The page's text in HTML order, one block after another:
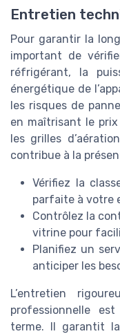
Entretien
Pour garantir la
important de
réfrigérant, la
énergétique de
les risques de
en maîtrisant le
les grilles
contribue à la
Vérifiez la
parfaite à votre
Contrôlez la
vitrine pour
Planifiez un
anticiper les
L’entretien
professionnelle
terme. Il garantit